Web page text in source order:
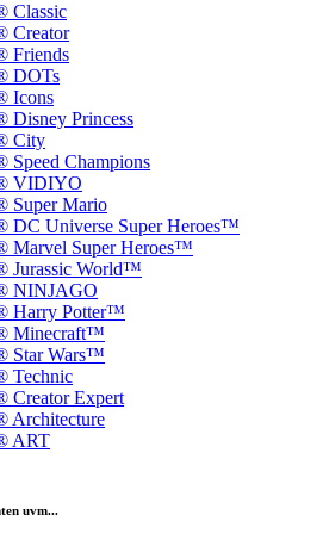
Classic
Creator
Friends
DOTs
Icons
Disney Princess
City
Speed Champions
VIDIYO
Super Mario
DC Universe Super Heroes™
Marvel Super Heroes™
Jurassic World™
NINJAGO
Harry Potter™
Minecraft™
Star Wars™
Technic
Creator Expert
Architecture
ART
uvm...